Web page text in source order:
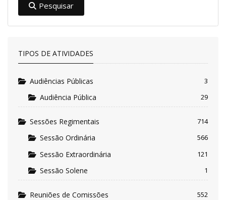
Pesquisar
TIPOS DE ATIVIDADES
Audiências Públicas 3
Audiência Pública 29
Sessões Regimentais 714
Sessão Ordinária 566
Sessão Extraordinária 121
Sessão Solene 1
Reuniões de Comissões 552